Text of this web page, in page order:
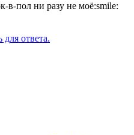
в-пол ни разу не моё:smile:
ответа.